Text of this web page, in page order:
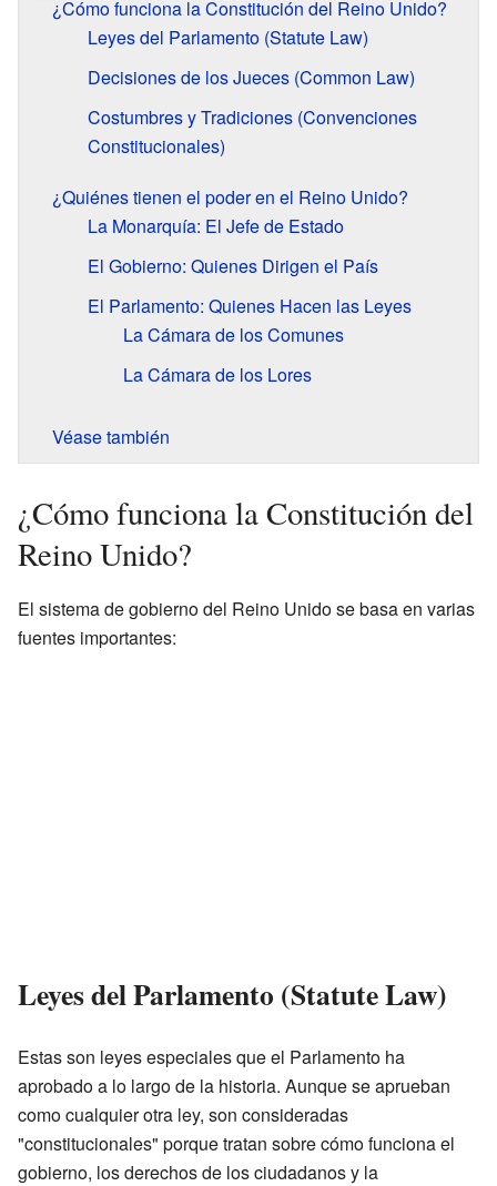
¿Cómo funciona la Constitución del Reino Unido?
Leyes del Parlamento (Statute Law)
Decisiones de los Jueces (Common Law)
Costumbres y Tradiciones (Convenciones
Constitucionales)
¿Quiénes tienen el poder en el Reino Unido?
La Monarquía: El Jefe de Estado
El Gobierno: Quienes Dirigen el País
El Parlamento: Quienes Hacen las Leyes
La Cámara de los Comunes
La Cámara de los Lores
Véase también
¿Cómo funciona la Constitución del
Reino Unido?
El sistema de gobierno del Reino Unido se basa en varias
fuentes importantes:
Leyes del Parlamento (Statute Law)
Estas son leyes especiales que el Parlamento ha
aprobado a lo largo de la historia. Aunque se aprueban
como cualquier otra ley, son consideradas
"constitucionales" porque tratan sobre cómo funciona el
gobierno, los derechos de los ciudadanos y la